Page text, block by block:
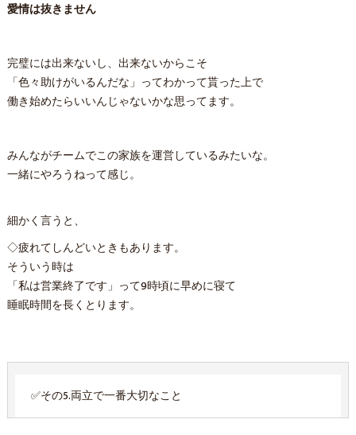
愛情は抜きません
完璧には出来ないし、出来ないからこそ
「色々助けがいるんだな」ってわかって貰った上で
働き始めたらいいんじゃないかな思ってます。
みんながチームでこの家族を運営しているみたいな。
一緒にやろうねって感じ。
細かく言うと、
◇疲れてしんどいときもあります。
そういう時は
「私は営業終了です」って9時頃に早めに寝て
睡眠時間を長くとります。
✅その5.両立で一番大切なこと